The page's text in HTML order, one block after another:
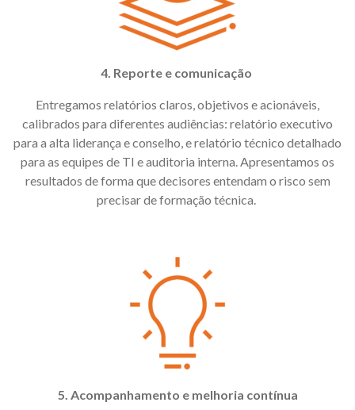
4. Reporte e comunicação
Entregamos relatórios claros, objetivos e acionáveis,
calibrados para diferentes audiências: relatório executivo
para a alta liderança e conselho, e relatório técnico detalhado
para as equipes de TI e auditoria interna. Apresentamos os
resultados de forma que decisores entendam o risco sem
precisar de formação técnica.
5. Acompanhamento e melhoria contínua